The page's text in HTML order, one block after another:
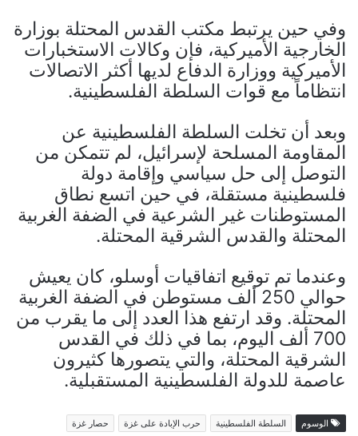
وفي حين يرتبط مكتب القدس المحتلة بوزارة
الخارجية الأميركية، فإن وكالات الاستخبارات
الأميركية ووزارة الدفاع لديها أكثر الاتصالات
انتظاماً مع قوات السلطة الفلسطينية.
وبعد أن تخلت السلطة الفلسطينية عن
المقاومة المسلحة لإسرائيل، لم تتمكن من
التوصل إلى حل سياسي وإقامة دولة
فلسطينية مستقلة، في حين اتسع نطاق
المستوطنات غير الشرعية في الضفة الغربية
المحتلة والقدس الشرقية المحتلة.
وعندما تم توقيع اتفاقيات أوسلو، كان يعيش
حوالي 250 ألف مستوطن في الضفة الغربية
المحتلة. وقد ارتفع هذا العدد إلى ما يقرب من
700 ألف اليوم، بما في ذلك في القدس
الشرقية المحتلة، والتي يتصورها كثيرون
عاصمة للدولة الفلسطينية المستقبلية.
الوسوم السلطة الفلسطينية حرب الإبادة على غزة حصار غزة